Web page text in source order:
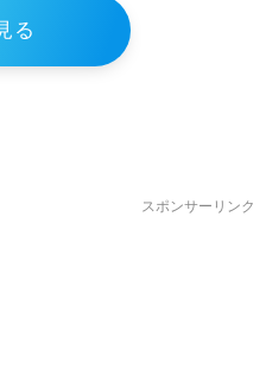
る
スポンサーリンク